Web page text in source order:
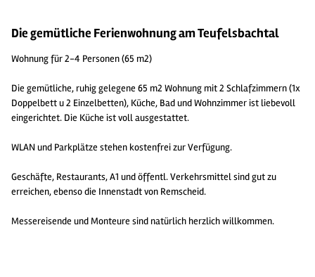
Die gemütliche Ferienwohnung am Teufelsbachtal
Wohnung für 2-4 Personen (65 m2)
Die gemütliche, ruhig gelegene 65 m2 Wohnung mit 2 Schlafzimmern (1x
Doppelbett u 2 Einzelbetten), Küche, Bad und Wohnzimmer ist liebevoll
eingerichtet. Die Küche ist voll ausgestattet.
WLAN und Parkplätze stehen kostenfrei zur Verfügung.
Geschäfte, Restaurants, A1 und öffentl. Verkehrsmittel sind gut zu
erreichen, ebenso die Innenstadt von Remscheid.
Messereisende und Monteure sind natürlich herzlich willkommen.